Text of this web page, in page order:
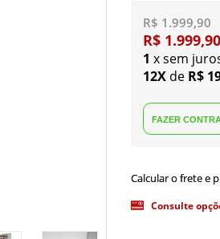
R$ 1.999,90
R$ 1.999,90
1 x sem
12X de R$
Consulte